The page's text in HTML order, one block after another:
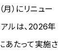
）にリニュー
ルは、2026年
あたって実施さ